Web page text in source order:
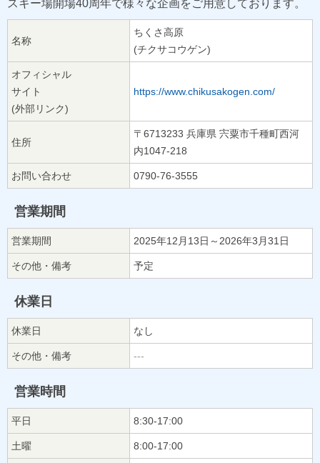
スキー場開場40周年で様々な企画をご用意しております。
名称
ちくさ高原
(チクサコウゲン)
オフィシャル
サイト
(外部リンク)
https://www.chikusakogen.com/
住所
〒6713233 兵庫県 宍粟市千種町西河
内1047-218
お問い合わせ 0790-76-3555
営業期間
営業期間 2025年12月13日～2026年3月31日
その他・備考 予定
休業日
休業日 なし
その他・備考 ---
営業時間
平日 8:30-17:00
土曜 8:00-17:00